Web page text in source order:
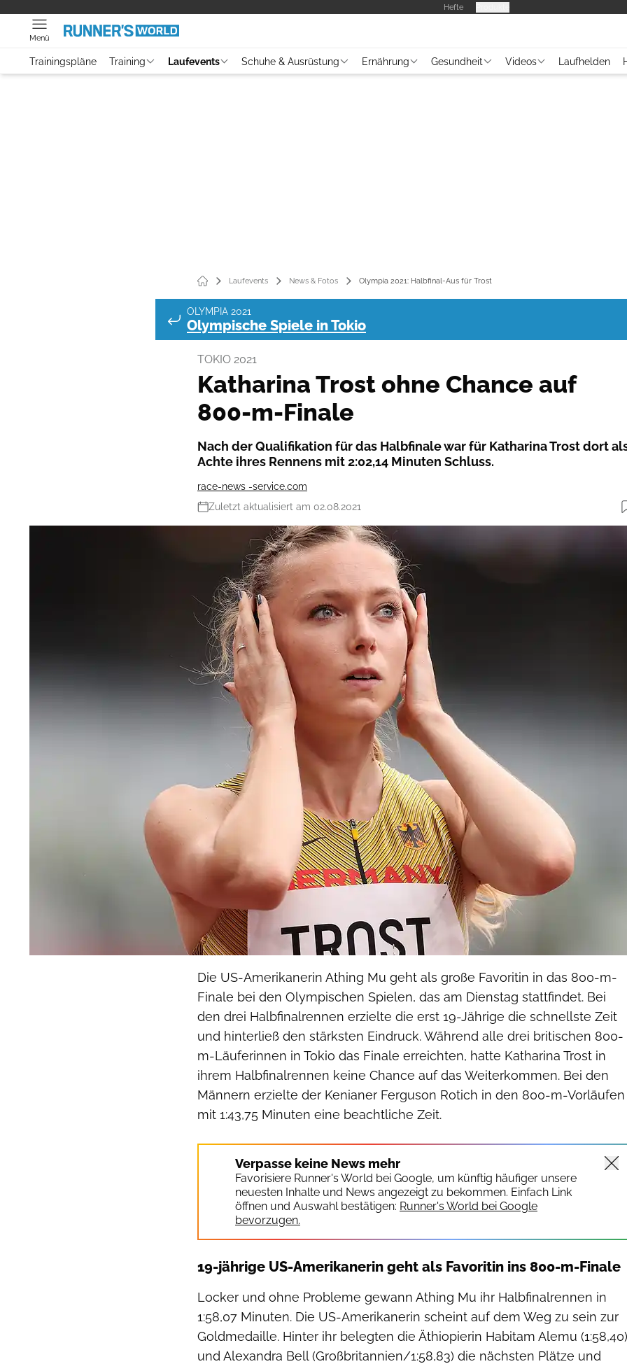
Hefte
Menü
Trainingspläne Training Laufevents Schuhe & Ausrüstung Ernährung Gesundheit Videos Laufhelden
Laufevents News & Fotos Olympia 2021: Halbfinal-Aus für Trost
OLYMPIA 2021
Olympische Spiele in Tokio
TOKIO 2021
Katharina Trost ohne Chance auf
800-m-Finale
Nach der Qualifikation für das Halbfinale war für Katharina Trost dort
Achte ihres Rennens mit 2:02,14 Minuten Schluss.
race-news -service.com
Zuletzt aktualisiert am 02.08.2021
Die US-Amerikanerin Athing Mu geht als große Favoritin in das 800-m-
Finale bei den Olympischen Spielen, das am Dienstag stattfindet. Bei
den drei Halbfinalrennen erzielte die erst 19-Jährige die schnellste Zeit
und hinterließ den stärksten Eindruck. Während alle drei britischen 800-
m-Läuferinnen in Tokio das Finale erreichten, hatte Katharina Trost in
ihrem Halbfinalrennen keine Chance auf das Weiterkommen. Bei den
Männern erzielte der Kenianer Ferguson Rotich in den 800-m-Vorläufen
mit 1:43,75 Minuten eine beachtliche Zeit.
Verpasse keine News mehr
Favorisiere Runner's World bei Google, um künftig häufiger unsere
neuesten Inhalte und News angezeigt zu bekommen. Einfach Link
öffnen und Auswahl bestätigen: Runner's World bei Google
bevorzugen.
19-jährige US-Amerikanerin geht als Favoritin ins 800-m-Finale
Locker und ohne Probleme gewann Athing Mu ihr Halbfinalrennen in
1:58,07 Minuten. Die US-Amerikanerin scheint auf dem Weg zu sein zur
Goldmedaille. Hinter ihr belegten die Äthiopierin Habitam Alemu (1:58,40)
und Alexandra Bell (Großbritannien/1:58,83) die nächsten Plätze und